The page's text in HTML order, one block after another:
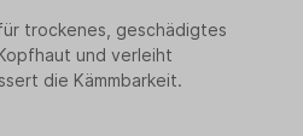
trockenes, geschädigtes
und verleiht
die Kämmbarkeit.